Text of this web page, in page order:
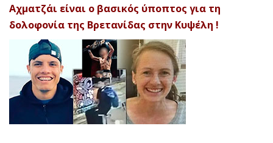
Αχματζάι είναι ο βασικός ύποπτος για τη
δολοφονία της Βρετανίδας στην Κυψέλη !